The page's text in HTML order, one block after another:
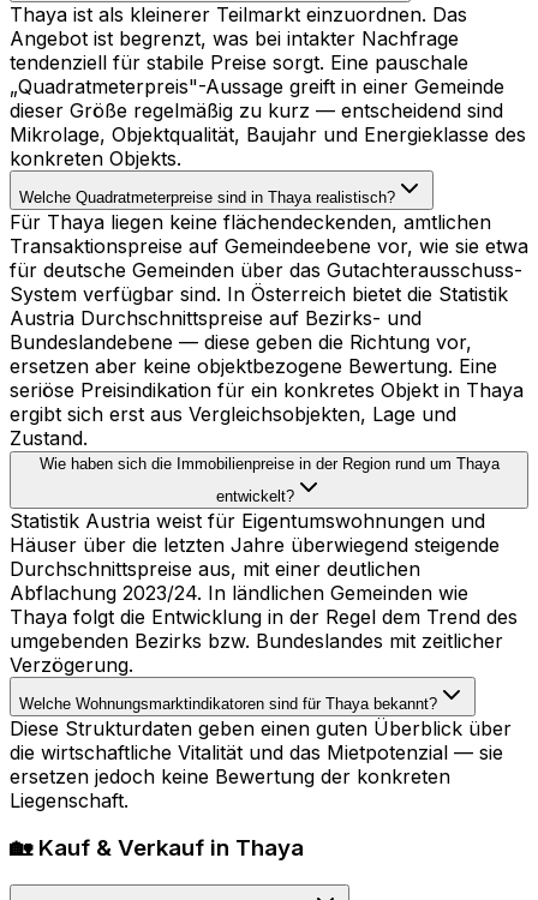
Thaya ist als kleinerer Teilmarkt einzuordnen. Das
Angebot ist begrenzt, was bei intakter Nachfrage
tendenziell für stabile Preise sorgt. Eine pauschale
„Quadratmeterpreis"-Aussage greift in einer Gemeinde
dieser Größe regelmäßig zu kurz — entscheidend sind
Mikrolage, Objektqualität, Baujahr und Energieklasse des
konkreten Objekts.
Welche Quadratmeterpreise sind in Thaya realistisch?
Für Thaya liegen keine flächendeckenden, amtlichen
Transaktionspreise auf Gemeindeebene vor, wie sie etwa
für deutsche Gemeinden über das Gutachterausschuss-
System verfügbar sind. In Österreich bietet die Statistik
Austria Durchschnittspreise auf Bezirks- und
Bundeslandebene — diese geben die Richtung vor,
ersetzen aber keine objektbezogene Bewertung. Eine
seriöse Preisindikation für ein konkretes Objekt in Thaya
ergibt sich erst aus Vergleichsobjekten, Lage und
Zustand.
Wie haben sich die Immobilienpreise in der Region rund um Thaya
entwickelt?
Statistik Austria weist für Eigentumswohnungen und
Häuser über die letzten Jahre überwiegend steigende
Durchschnittspreise aus, mit einer deutlichen
Abflachung 2023/24. In ländlichen Gemeinden wie
Thaya folgt die Entwicklung in der Regel dem Trend des
umgebenden Bezirks bzw. Bundeslandes mit zeitlicher
Verzögerung.
Welche Wohnungsmarktindikatoren sind für Thaya bekannt?
Diese Strukturdaten geben einen guten Überblick über
die wirtschaftliche Vitalität und das Mietpotenzial — sie
ersetzen jedoch keine Bewertung der konkreten
Liegenschaft.
🏡 Kauf & Verkauf in Thaya